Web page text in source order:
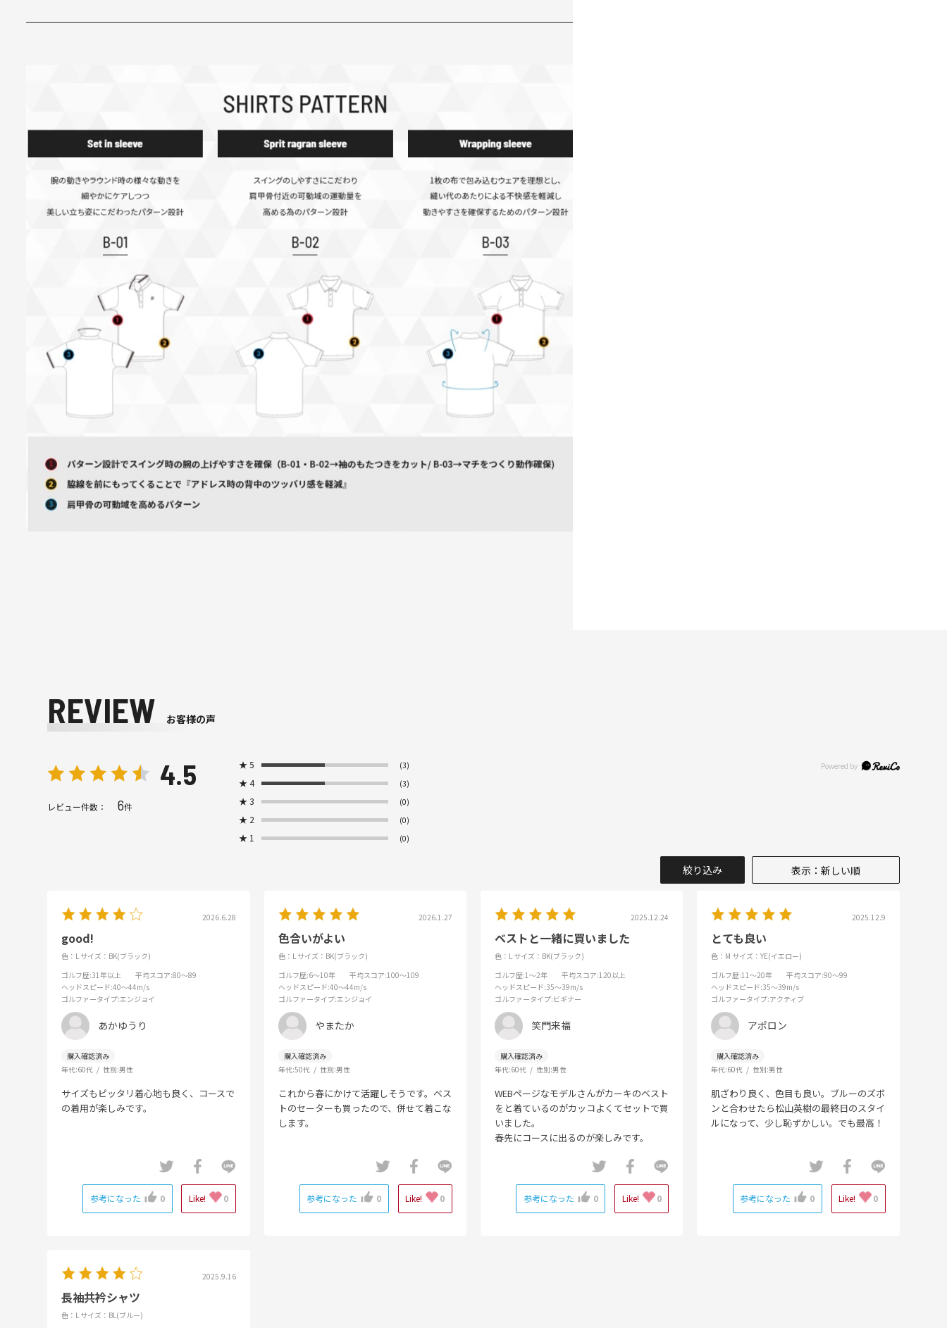
REVIEW お客様の声
4.5
レビュー件数： 6件
★5 (3)
★4 (3)
★3 (0)
★ 2 (0)
★ 1 (0)
絞り込み 表示：新しい順
2026.6.28
good!
色：L サイズ：BK(ブラック)
ゴルフ歴:31年以上 平均スコア:80～89
ヘッドスピード:40～44m/s
ゴルファータイプ:エンジョイ
あかゆうり
年代:60代 性別:男性
サイズもピッタリ着心地も良く、コースで
の着用が楽しみです。
参考になった 0 Like! 0
2026.1.27
色合いがよい
色：L サイズ：BK(ブラック)
ゴルフ歴:6～10年 平均スコア:100～109
ヘッドスピード:40～44m/s
ゴルファータイプ:エンジョイ
やまたか
年代:50代 性別:男性
これから春にかけて活躍しそうです。ベス
トのセーターも買ったので、併せて着こな
します。
参考になった 0 Like! 0
2025.12.24
ベストと一緒に買いました
色：L サイズ：BK(ブラック)
ゴルフ歴:1～2年 平均スコア:120以上
ヘッドスピード:35～39m/s
ゴルファータイプ:ビギナー
笑門来福
年代:60代 性別:男性
WEBページなモデルさんがカーキのベスト
をと着ているのがカッコよくてセットで買
いました。
春先にコースに出るのが楽しみです。
参考になった 0 Like! 0
2025.12.9
とても良い
色：M サイズ：YE(イエロー)
ゴルフ歴:11～20年 平均スコア:90～99
ヘッドスピード:35～39m/s
ゴルファータイプ:アクティブ
アポロン
年代:60代 性別:男性
肌ざわり良く、色目も良い。ブルーのズボ
ンと合わせたら松山英樹の最終日のスタイ
ルになって、少し恥ずかしい。でも最高！
参考になった 0 Like! 0
2025.9.16
長袖共衿シャツ
色：L サイズ：BL(ブルー)